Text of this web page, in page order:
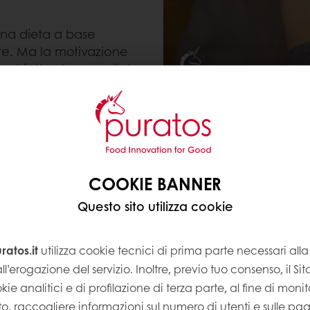
dieta a base
Ma la motivazione
sul fatto che una dieta
animale.
è uno dei motivi principali per cui i
solo all'inizio, mentre in altri la tendenza è in
sulla salute sono ancora insufficienti. Il
dieta veramente sana. D'altra parte, scegliere
che un maggior consumo di alimenti
diabete di tipo 2, obesità e altre condizioni
COOKIE BANNER
Questo sito utilizza cookie
utilizza cookie tecnici di prima parte necessari
del servizio. Inoltre, previo tuo consenso, il
analitici e di profilazione di terza parte, al fine di
raccogliere informazioni sul numero di utenti e sulle